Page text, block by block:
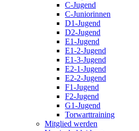
C-Jugend
C-Juniorinnen
D1-Jugend
D2-Jugend
E1-Jugend
E1-2-Jugend
E1-3-Jugend
E2-1-Jugend
E2-2-Jugend
F1-Jugend
F2-Jugend
G1-Jugend
Torwarttraining
Mitglied werden